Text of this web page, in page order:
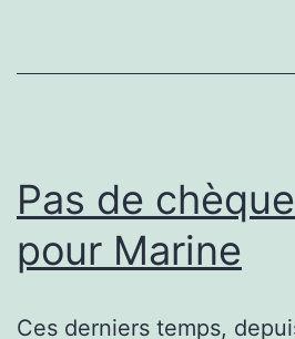
Pas de
pour Marine
Ces derniers temps,